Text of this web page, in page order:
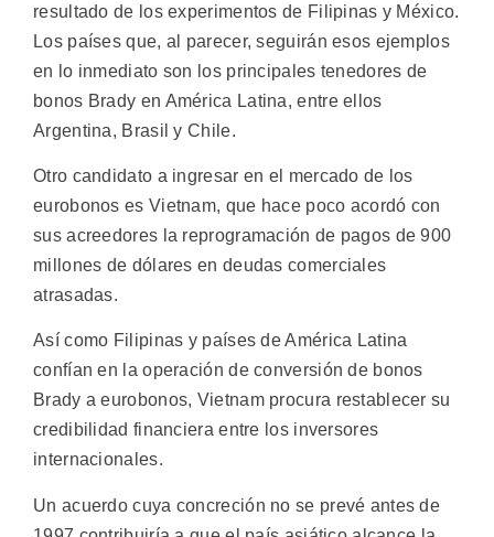
resultado de los experimentos de Filipinas y México.
Los países que, al parecer, seguirán esos ejemplos
en lo inmediato son los principales tenedores de
bonos Brady en América Latina, entre ellos
Argentina, Brasil y Chile.
Otro candidato a ingresar en el mercado de los
eurobonos es Vietnam, que hace poco acordó con
sus acreedores la reprogramación de pagos de 900
millones de dólares en deudas comerciales
atrasadas.
Así como Filipinas y países de América Latina
confían en la operación de conversión de bonos
Brady a eurobonos, Vietnam procura restablecer su
credibilidad financiera entre los inversores
internacionales.
Un acuerdo cuya concreción no se prevé antes de